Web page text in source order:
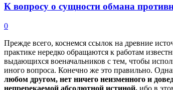
К вопросу о сущности обмана
0
Прежде всего, коснемся ссылок на древние
практике нередко обращаются к работам
выдающихся военачальников с тем, чтобы
иного вопроса. Конечно же это правильно.
любом другом, нет ничего неизменного и
непререкаемой абсолютной истиной, ибо в